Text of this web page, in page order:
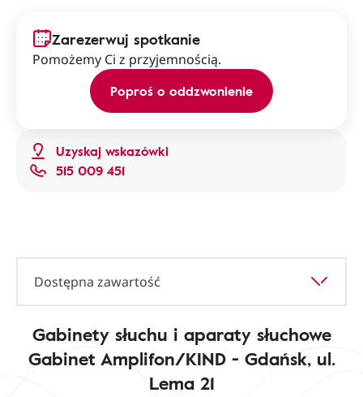
Uzyskaj wskazówki
515 009 451
Zarezerwuj spotkanie
Pomożemy Ci z przyjemnością.
Poproś o oddzwonienie
Dostępna zawartość
Gabinety słuchu i aparaty słuchowe
Gabinet Amplifon/KIND - Gdańsk, ul.
Lema 21